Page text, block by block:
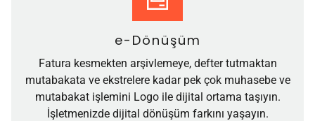
e-Dönüşüm
Fatura kesmekten arşivlemeye, defter tutmaktan
mutabakata ve ekstrelere kadar pek çok muhasebe ve
mutabakat işlemini Logo ile dijital ortama taşıyın.
İşletmenizde dijital dönüşüm farkını yaşayın.